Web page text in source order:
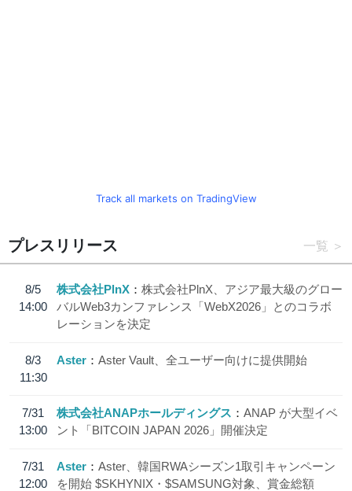
Track all markets on TradingView
プレスリリース 一覧
8/5
14:00
株式会社PlnX
株式会社PlnX、アジア最大級のグロー
バルWeb3カンファレンス「WebX2026」とのコラボ
レーションを決定
8/3
11:30
Aster Aster Vault、全ユーザー向けに提供開始
7/31
13:00
株式会社ANAPホールディングス
ANAP が大型イベ
ント「BITCOIN JAPAN 2026」開催決定
7/31
12:00
Aster
Aster、韓国RWAシーズン1取引キャンペーン
を開始 $SKHYNIX・$SAMSUNG対象、賞金総額